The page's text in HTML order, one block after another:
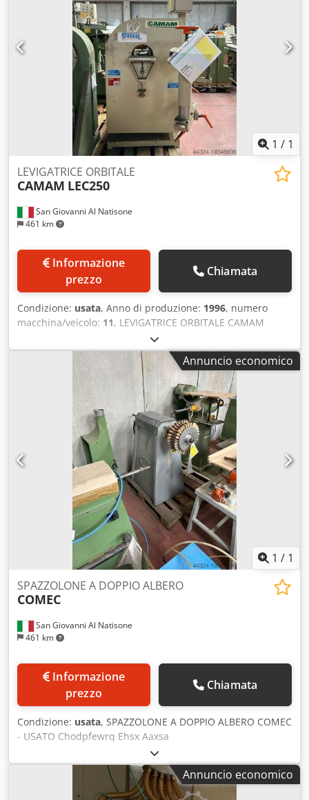
1 / 1
San Giovanni Al Natisone
461 km
LEVIGATRICE ORBITALE
CAMAM LEC250
prezzo
Chiamata
Condizione: usata, Anno di produzione: 1996, numero
macchina/veicolo: 11, LEVIGATRICE ORBITALE CAMAM
MOD. LEC250 – A NORME CE - USATA - Con avanzamenti -
Matr. 11 - Anno 1996 - Dimensioni di lavoro min/max.
30/150 mm. Chedpfxowrqr Ie Aaxea - Raggio min. di
curvatura mm. 250
Annuncio economico
1 / 1
San Giovanni Al Natisone
461 km
SPAZZOLONE A DOPPIO ALBERO
COMEC
prezzo
Chiamata
Condizione: usata, SPAZZOLONE A DOPPIO ALBERO COMEC
- USATO Chodpfewrq Ehsx Aaxsa
Annuncio economico